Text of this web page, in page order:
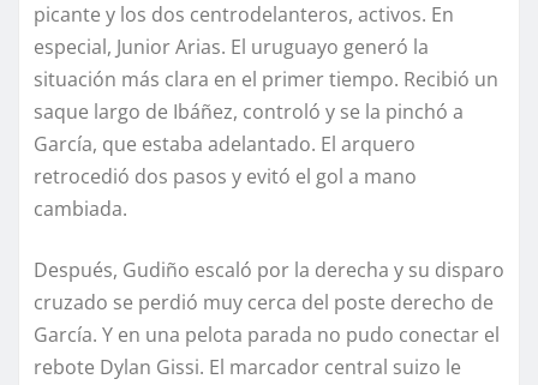
picante y los dos centrodelanteros, activos. En
especial, Junior Arias. El uruguayo generó la
situación más clara en el primer tiempo. Recibió un
saque largo de Ibáñez, controló y se la pinchó a
García, que estaba adelantado. El arquero
retrocedió dos pasos y evitó el gol a mano
cambiada.
Después, Gudiño escaló por la derecha y su disparo
cruzado se perdió muy cerca del poste derecho de
García. Y en una pelota parada no pudo conectar el
rebote Dylan Gissi. El marcador central suizo le